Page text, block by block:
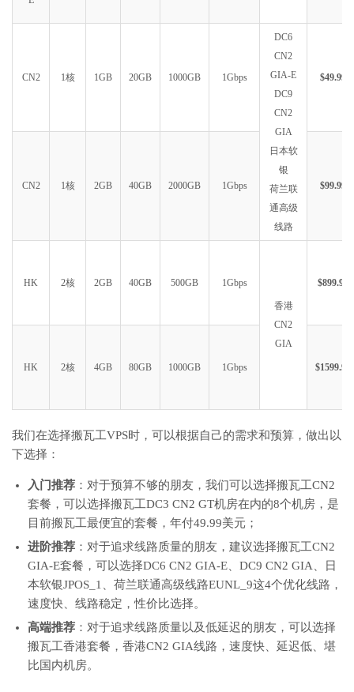
CN2 1核 1GB 20GB 1000GB 1Gbps
DC6
CN2
GIA-E
DC9
CN2
GIA
日本软
银
荷兰联
通高级
线路
$49.99
CN2 1核 2GB 40GB 2000GB 1Gbps $99.99
HK 2核 2GB 40GB 500GB 1Gbps
香港
CN2
GIA
$899.99
HK 2核 4GB 80GB 1000GB 1Gbps $1599.99
我们在选择搬瓦工VPS时，可以根据自己的需求和预算，做出以
下选择：
入门推荐 ：对于预算不够的朋友，我们可以选择搬瓦工CN2
套餐，可以选择搬瓦工DC3 CN2 GT机房在内的8个机房，是
目前搬瓦工最便宜的套餐，年付49.99美元；
进阶推荐 ：对于追求线路质量的朋友，建议选择搬瓦工CN2
GIA-E套餐，可以选择DC6 CN2 GIA-E、DC9 CN2 GIA、日
本软银JPOS_1、荷兰联通高级线路EUNL_9这4个优化线路，
速度快、线路稳定，性价比选择。
高端推荐 ：对于追求线路质量以及低延迟的朋友，可以选择
搬瓦工香港套餐，香港CN2 GIA线路，速度快、延迟低、堪
比国内机房。